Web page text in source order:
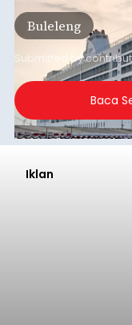
Tonnage (GT),
dibandingkan
yang tercatat
Buleleng
Submitted by
Baca
Iklan